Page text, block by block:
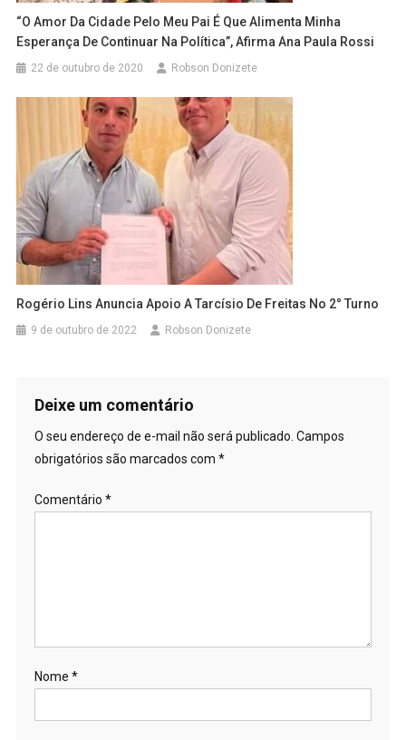
“O Amor Da Cidade Pelo Meu Pai É Que Alimenta Minha
Esperança De Continuar Na Política”, Afirma Ana Paula Rossi
22 de outubro de 2020 Robson Donizete
Rogério Lins Anuncia Apoio A Tarcísio De Freitas No 2° Turno
9 de outubro de 2022 Robson Donizete
Deixe um comentário
O seu endereço de e-mail não será publicado. Campos
obrigatórios são marcados com *
Comentário *
Nome *